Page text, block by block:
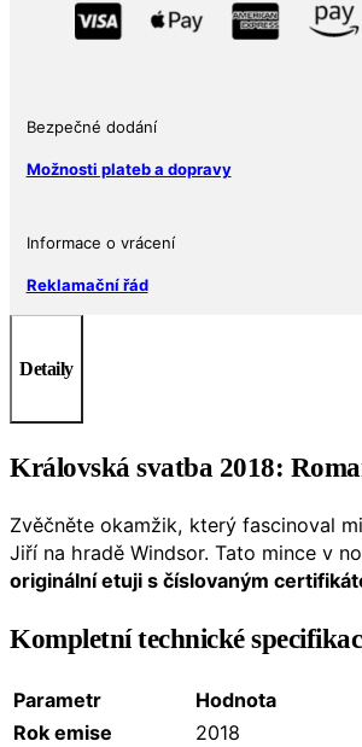
svatba
Princ
Markle
Ag
Box
množství
Bezpečné dodání
Možnosti plateb a dopravy
Informace o vrácení
Reklamační řád
Detaily
Královská svatba 2018:
Zvěčněte okamžik, který fascinoval
Jiří na hradě Windsor. Tato mince v
originální etuji s číslovaným
Kompletní technické
Parametr
Hodnota
Rok emise
2018